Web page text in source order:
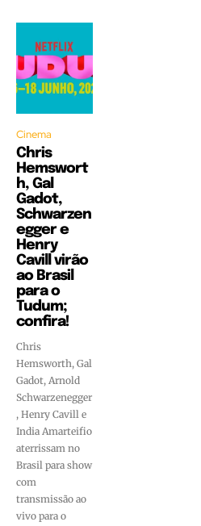
Cinema
Chris
Hemswort
h, Gal
Gadot,
Schwarzen
egger e
Henry
Cavill virão
ao Brasil
para o
Tudum;
confira!
Chris
Hemsworth, Gal
Gadot, Arnold
Schwarzenegger
, Henry Cavill e
India Amarteifio
aterrissam no
Brasil para show
com
transmissão ao
vivo para o